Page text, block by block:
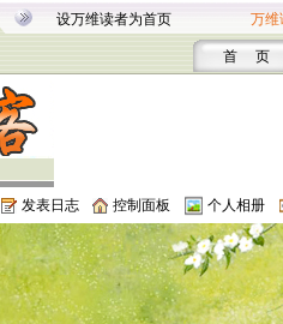
设万维读者为首页 万维
首 页
发表日志 控制面板 个人相册